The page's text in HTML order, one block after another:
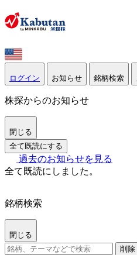
ログイン お知らせ 銘柄検索
株探からのお知らせ
閉じる
全て既読にする
過去のお知らせを見る
全て既読にしました。
銘柄検索
閉じる
削除